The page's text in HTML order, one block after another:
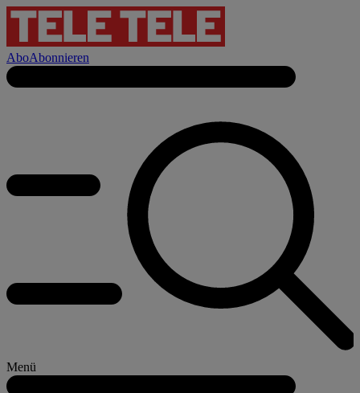
AboAbonnieren
Menü